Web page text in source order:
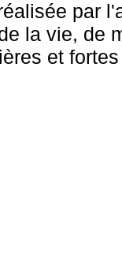
par
la vie, de
et